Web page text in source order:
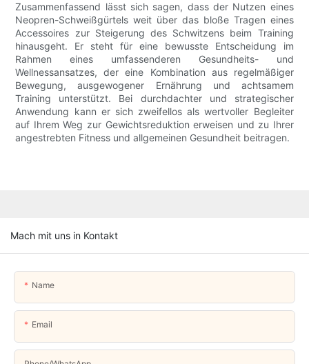
Zusammenfassend lässt sich sagen, dass der Nutzen eines
Neopren-Schweißgürtels weit über das bloße Tragen eines
Accessoires zur Steigerung des Schwitzens beim Training
hinausgeht. Er steht für eine bewusste Entscheidung im
Rahmen eines umfassenderen Gesundheits- und
Wellnessansatzes, der eine Kombination aus regelmäßiger
Bewegung, ausgewogener Ernährung und achtsamem
Training unterstützt. Bei durchdachter und strategischer
Anwendung kann er sich zweifellos als wertvoller Begleiter
auf Ihrem Weg zur Gewichtsreduktion erweisen und zu Ihrer
angestrebten Fitness und allgemeinen Gesundheit beitragen.
Mach mit uns in Kontakt
Name
Email